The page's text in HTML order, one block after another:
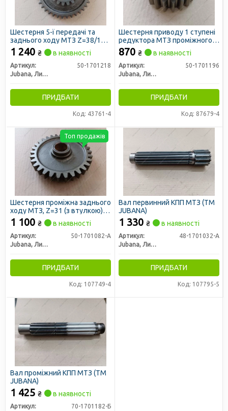
Шестерня 5-ї передачі та
заднього ходу МТЗ Z=38/19
(ТМ JUBANA)
1 240 ₴ в наявності
Артикул:
50-1701218
Jubana, Литва
ПРИДБАТИ
Код: 43761-4
Шестерня приводу 1 ступені
редуктора МТЗ проміжного
валу старого зразка z=20 (ТМ
JUBANA)
870 ₴ в наявності
Артикул:
50-1701196
Jubana, Литва
ПРИДБАТИ
Код: 87679-4
Шестерня проміжна заднього
ходу МТЗ, Z=31 (з втулкою)
(ТМ JUBANA)
1 100 ₴ в наявності
Артикул:
50-1701082-А
Jubana, Литва
ПРИДБАТИ
Код: 107749-4
Топ продажів
Вал первинний КПП МТЗ (ТМ
JUBANA)
1 330 ₴ в наявності
Артикул:
48-1701032-А
Jubana, Литва
ПРИДБАТИ
Код: 107795-5
Вал проміжний КПП МТЗ (ТМ
JUBANA)
1 425 ₴ в наявності
Артикул:
70-1701182-Б